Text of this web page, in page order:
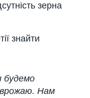
зерна
знайти
будемо
Нам